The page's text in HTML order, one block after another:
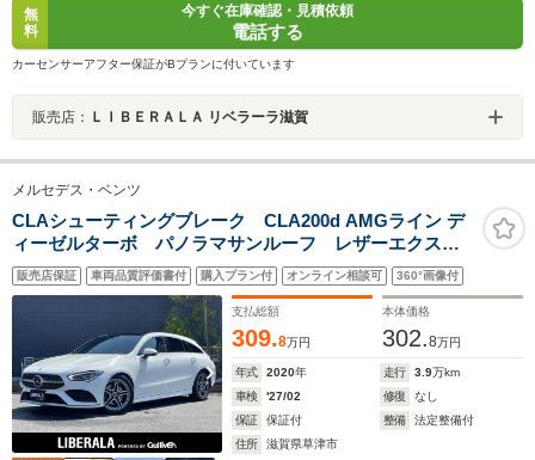
無
料
今すぐ在庫確認・見積依頼
電話する
カーセンサーアフター保証がBプランに付いています
販売店： ＬＩＢＥＲＡＬＡ リベラーラ滋賀
メルセデス・ベンツ
CLAシューティングブレーク CLA200d AMGライン デ
ィーゼルターボ パノラマサンルーフ レザーエクスク
ルーシブPKG アドバンスドPKG ナビゲーション
PKG 純正ナビ DTV 360°カメラ アンビエントライ
ト ワイヤレスチャージ ヘッドアップディスプレイ
販売店保証 車両品質評価書付 購入プラン付 オンライン相談可 360°画像付
支払総額
309.8万円
本体価格
302.8万円
年式 2020年 走行 3.9万km
車検
'27/02 修復
なし
保証
保証付 整備
法定整備付
住所
滋賀県草津市